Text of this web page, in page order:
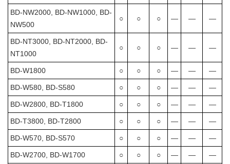
BD-NW2000, BD-NW1000, BD-
NW500
○ ○ ○ ― ― ―
BD-NT3000, BD-NT2000, BD-
NT1000
○ ○ ○ ― ― ―
BD-W1800 ○ ○ ○ ― ― ―
BD-W580, BD-S580 ○ ○ ○ ― ― ―
BD-W2800, BD-T1800 ○ ○ ○ ― ― ―
BD-T3800, BD-T2800 ○ ○ ○ ― ― ―
BD-W570, BD-S570 ○ ○ ○ ― ― ―
BD-W2700, BD-W1700 ○ ○ ○ ― ― ―